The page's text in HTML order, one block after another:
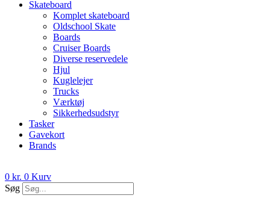
Skateboard
Komplet skateboard
Oldschool Skate
Boards
Cruiser Boards
Diverse reservedele
Hjul
Kuglelejer
Trucks
Værktøj
Sikkerhedsudstyr
Tasker
Gavekort
Brands
0 kr. 0 Kurv
Søg